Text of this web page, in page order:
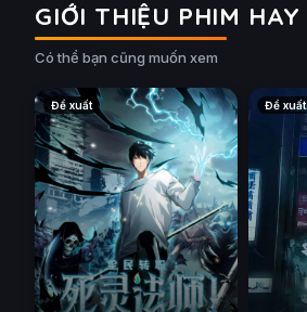
GIỚI THIỆU PHIM HAY
Có thể bạn cũng muốn xem
Đề xuất Đề xuất